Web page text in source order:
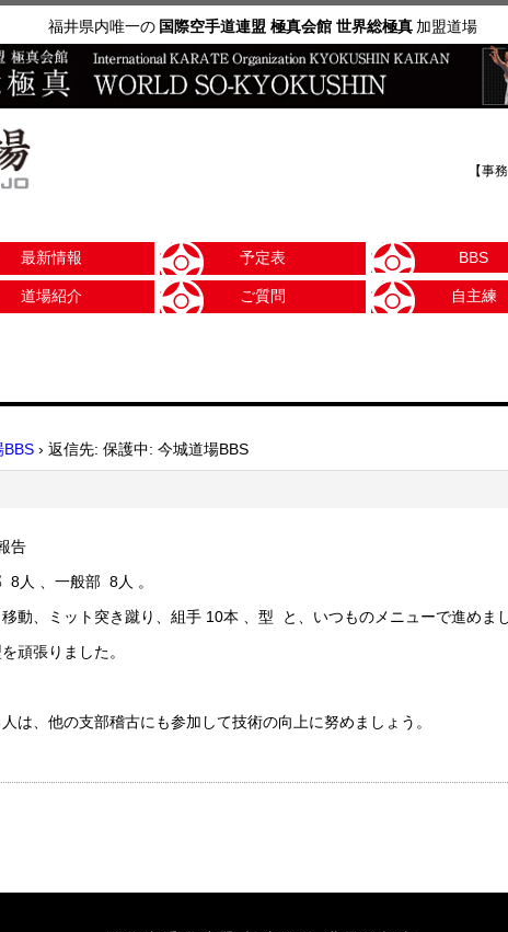
福井県内唯一の 国際空手道連盟 極真会館 世界総極真 加盟道場
【事
最新情報 予定表 BBS
道場紹介 ご質問 自主練
BBS › 返信先: 保護中: 今城道場BBS
告
8人 、一般部 8人 。
動、ミット突き蹴り、組手 10本 、型 と、いつものメニューで進めま
頑張りました。
は、他の支部稽古にも参加して技術の向上に努めましょう。